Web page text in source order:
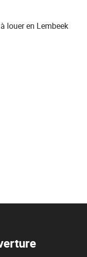
louer en Lembeek